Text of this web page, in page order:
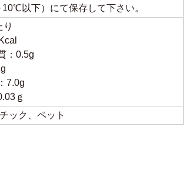
10℃以下）にて保存して下さい。
り
：0.5g
7.0g
ｇ
ック、ペット